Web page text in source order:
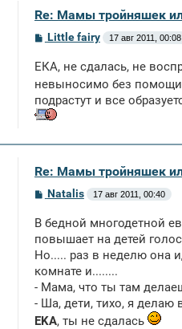
Re: Мамы тройняшек
С
б
щ
е
н
и
Little fairy 17 авг 2011, 00:08
ЕКА, не сдалась, не
невыносимо без
подрастут и все
Re: Мамы тройняшек
С
б
щ
н
и
е
Natalis 17 авг 2011, 00:40
В бедной многодетной
повышает на детей
Но..... раз в неделю она
комнате и........
- Мама, что ты там
- Ша, дети, тихо, я
EKA, ты не сдалась